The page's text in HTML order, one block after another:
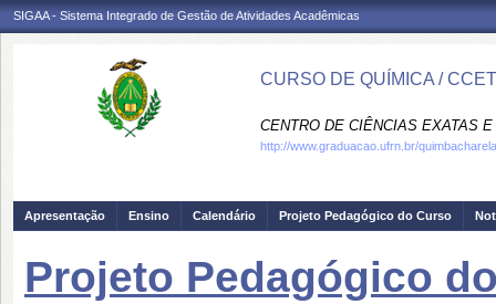
SIGAA - Sistema Integrado de Gestão de Atividades Acadêmicas
CURSO DE QUÍMICA / CCET
CENTRO DE CIÊNCIAS EXATAS
http://www.graduacao.ufrn.br/
Apresentação Ensino Calendário Projeto Pedagógico do Curso
Projeto Pedagógico